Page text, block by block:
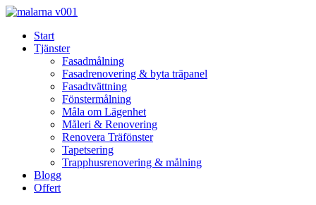
Skip
contentStart
Tjänster
Fasadmålning
Fasadrenovering & byta träpanel
Fasadtvättning
Fönstermålning
Måla om Lägenhet
Måleri & Renovering
Renovera Träfönster
Tapetsering
Trapphusrenovering & målning
Blogg
Offert